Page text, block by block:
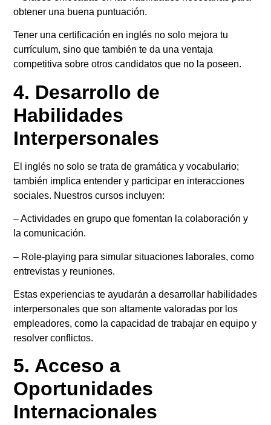
obtener una buena puntuación.
Tener una certificación en inglés no solo mejora tu
currículum, sino que también te da una ventaja
competitiva sobre otros candidatos que no la poseen.
4. Desarrollo de
Habilidades
Interpersonales
El inglés no solo se trata de gramática y vocabulario;
también implica entender y participar en interacciones
sociales. Nuestros cursos incluyen:
– Actividades en grupo que fomentan la colaboración y
la comunicación.
– Role-playing para simular situaciones laborales, como
entrevistas y reuniones.
Estas experiencias te ayudarán a desarrollar habilidades
interpersonales que son altamente valoradas por los
empleadores, como la capacidad de trabajar en equipo y
resolver conflictos.
5. Acceso a
Oportunidades
Internacionales